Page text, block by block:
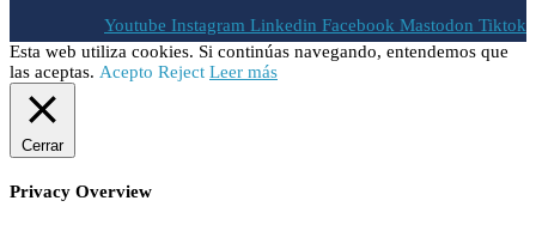
Youtube Instagram Linkedin Facebook Mastodon Tiktok
Esta web utiliza cookies. Si continúas navegando, entendemos que
las aceptas. Acepto Reject Leer más
Cerrar
Privacy Overview